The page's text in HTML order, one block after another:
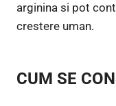
arginina si pot
crestere uman.
CUM SE